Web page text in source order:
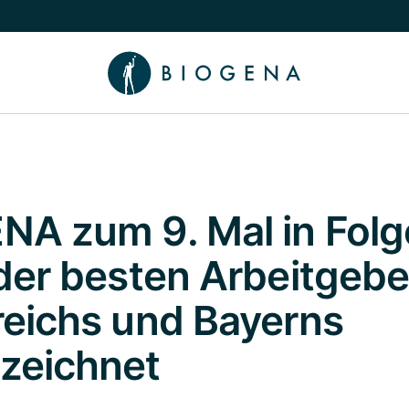
Wissen umschalten
zum 9. Mal in
besten
und Bayerns